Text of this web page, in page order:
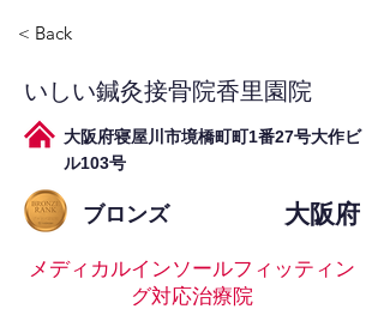
< Back
いしい鍼灸接骨院香里園院
大阪府寝屋川市境橋町町1番27号大作ビ
ル103号
ブロンズ 大阪府
メディカルインソールフィッティン
グ対応治療院